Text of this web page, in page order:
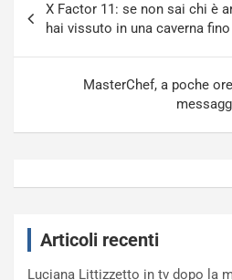
articoli
X Factor 11: se non sai chi è
hai vissuto in una caverna
MasterChef, a poche
Articoli recenti
Luciana Littizzetto in tv dopo la